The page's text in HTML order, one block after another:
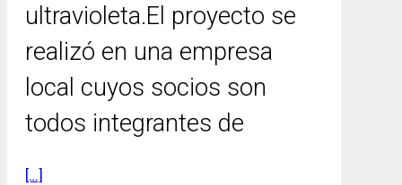
ultravioleta.El proyecto se
realizó en una empresa
local cuyos socios son
todos integrantes de
[…]